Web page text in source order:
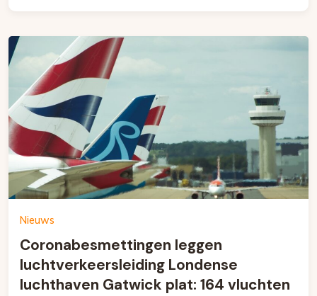
Nieuws
Coronabesmettingen leggen
luchtverkeersleiding Londense
luchthaven Gatwick plat: 164 vluchten